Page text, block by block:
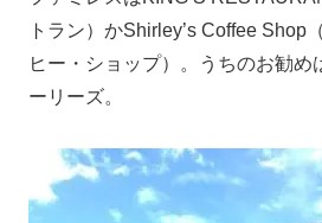
トラン）かShirley’s Coffee Shop
ヒー・ショップ）。うちのお勧め
ーリーズ。